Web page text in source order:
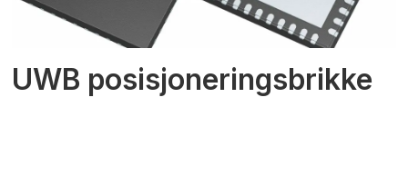
UWB posisjoneringsbrikke